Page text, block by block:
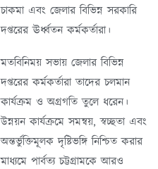
চাকমা এবং জেলার বিভিন্ন সরকারি
দপ্তরের ঊর্ধ্বতন কর্মকর্তারা।
মতবিনিময় সভায় জেলার বিভিন্ন
দপ্তরের কর্মকর্তারা তাদের চলমান
কার্যক্রম ও অগ্রগতি তুলে ধরেন।
উন্নয়ন কার্যক্রমে সমন্বয়, স্বচ্ছতা এবং
অন্তর্ভুক্তিমূলক দৃষ্টিভঙ্গি নিশ্চিত করার
মাধ্যমে পার্বত্য চট্টগ্রামকে আরও